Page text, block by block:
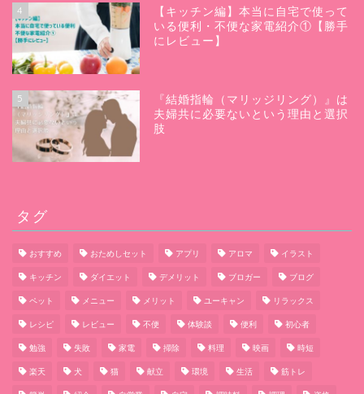
4
【キッチン編】本当に自宅で使って
いる便利・不便な家電紹介①【勝手
にレビュー】
5
『結婚指輪（マリッジリング）』は
夫婦共に必要ないという理由と選択
肢
タグ
おすすめ おためしセット アプリ アロマ イラスト
キッチン ダイエット デメリット ブロガー ブログ
ペット メニュー メリット ユーキャン リラックス
レシピ レビュー 不便 体験談 便利 初心者
勉強 失敗 家電 掃除 料理 映画 時短
楽天 犬 猫 献立 環境 生活 筋トレ